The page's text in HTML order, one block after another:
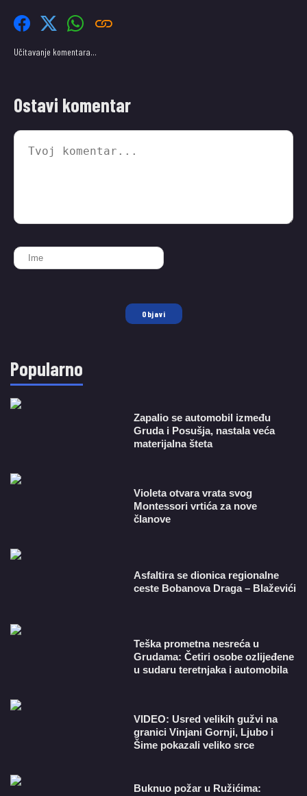
Učitavanje komentara…
Ostavi komentar
Objavi
Popularno
Zapalio se automobil između
Gruda i Posušja, nastala veća
materijalna šteta
Violeta otvara vrata svog
Montessori vrtića za nove
članove
Asfaltira se dionica regionalne
ceste Bobanova Draga – Blaževići
Teška prometna nesreća u
Grudama: Četiri osobe ozlijeđene
u sudaru teretnjaka i automobila
VIDEO: Usred velikih gužvi na
granici Vinjani Gornji, Ljubo i
Šime pokazali veliko srce
Buknuo požar u Ružićima: